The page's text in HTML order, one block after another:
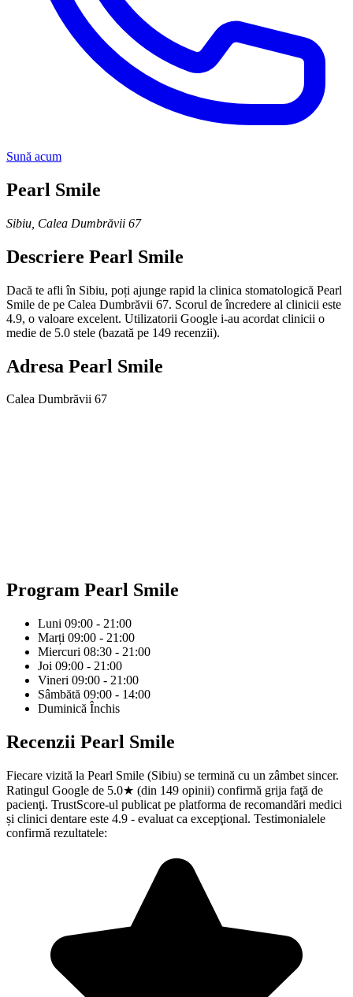
Sună acum
Pearl Smile
Sibiu Calea Dumbrăvii 67
Descriere Pearl Smile
Dacă te afli în Sibiu, poți ajunge rapid la clinica stomatologică Pearl
Smile de pe Calea Dumbrăvii 67. Scorul de încredere al clinicii este
4.9, o valoare excelent. Utilizatorii Google i-au acordat clinicii o
medie de 5.0 stele (bazată pe 149 recenzii).
Adresa Pearl Smile
Calea Dumbrăvii 67
Program Pearl Smile
Luni 09:00 - 21:00
Marți 09:00 - 21:00
Miercuri 08:30 - 21:00
Joi 09:00 - 21:00
Vineri 09:00 - 21:00
Sâmbătă 09:00 - 14:00
Duminică Închis
Recenzii Pearl Smile
Fiecare vizită la Pearl Smile (Sibiu) se termină cu un zâmbet sincer.
Ratingul Google de 5.0★ (din 149 opinii) confirmă grija faţă de
pacienţi. TrustScore-ul publicat pe platforma de recomandări medici
și clinici dentare este 4.9 - evaluat ca excepţional. Testimonialele
confirmă rezultatele: